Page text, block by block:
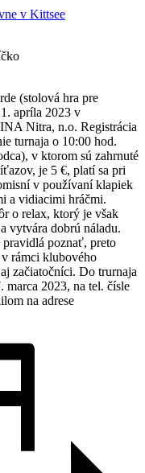
v Kittsee
(stolová hra pre
apríla 2023 v
Nitra, n.o. Registrácia
turnaja o 10:00 hod.
v ktorom sú zahrnuté
je 5 €, platí sa pri
v používaní klapiek
a vidiacimi hráčmi.
o relax, ktorý je však
vytvára dobrú náladu.
pravidlá poznať, preto
rámci klubového
začiatočníci. Do trurnaja
marca 2023, na tel. čísle
na adrese